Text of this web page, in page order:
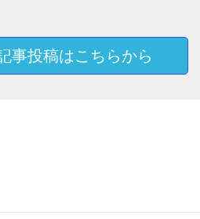
事投稿はこちらから